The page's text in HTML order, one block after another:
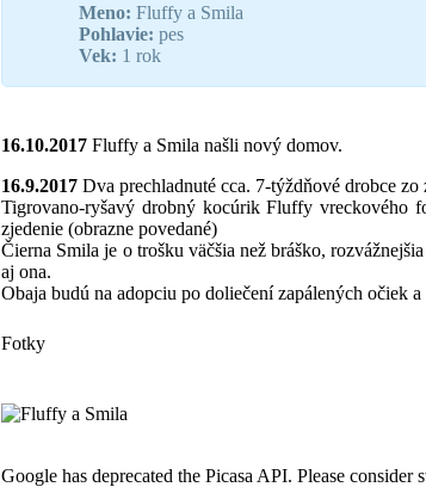
Meno: Fluffy a Smila
Pohlavie: pes
Vek: 1 rok
16.10.2017 Fluffy a Smila našli nový domov.
16.9.2017 Dva prechladnuté cca. 7-týždňové drobce
Tigrovano-ryšavý drobný kocúrik Fluffy vreckového
zjedenie (obrazne povedané)
Čierna Smila je o trošku väčšia než bráško,
aj ona.
Obaja budú na adopciu po doliečení zapálených očiek
Fotky
Google has deprecated the Picasa API. Please